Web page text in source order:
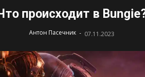
происходит в
Антон Пасечник - 07.11.2023